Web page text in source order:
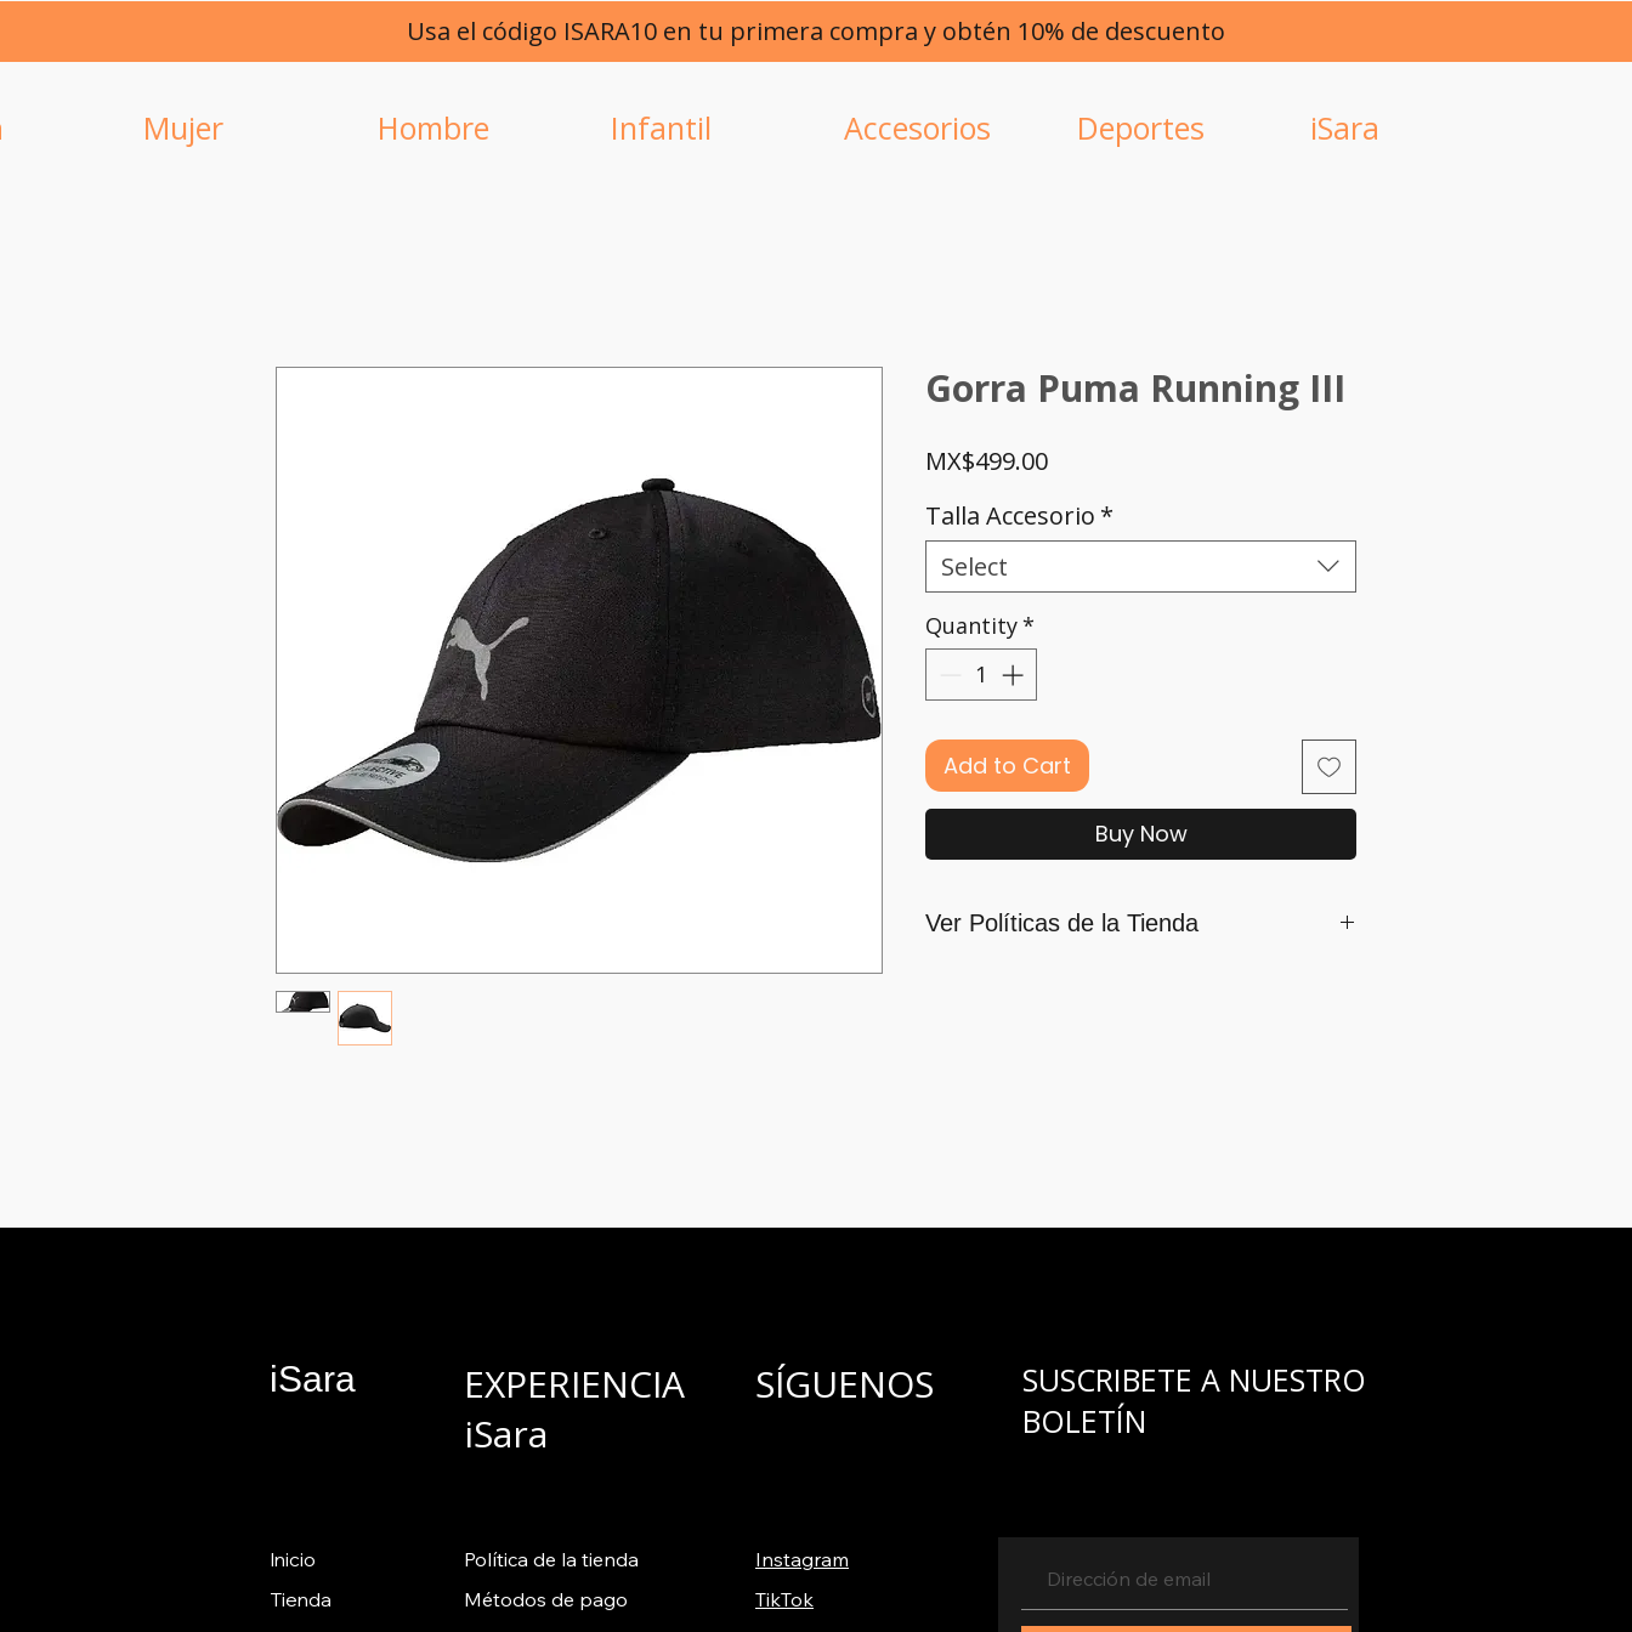
Usa el código ISARA10 en tu primera compra y obtén 10% de descuento
Mujer Hombre Infantil Accesorios Deportes iSara
Gorra Puma Running III
MX$499.00Price
Talla Accesorio *
Select
Quantity*
Add to Cart
Buy Now
Ver Políticas de la Tienda
iSara
EXPERIENCIA
iSara
SÍGUENOS
SUSCRIBETE A NUESTRO
BOLETÍN
Inicio
Tienda
Política de la tienda
Métodos de pago
Instagram
TikTok